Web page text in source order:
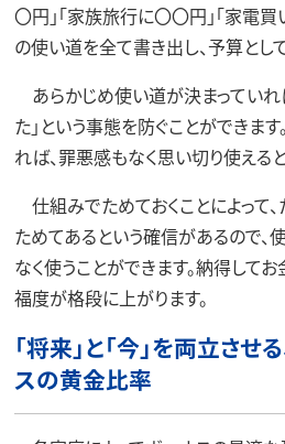
〇円」「家族旅行に〇〇円」「家電
の使い道を全て書き出し、予算とし
あらかじめ使い道が決まっていれ
た」という事態を防ぐことができま
れば、罪悪感もなく思い切り使える
仕組みでためておくことによって
ためてあるという確信があるので、
なく使うことができます。納得して
福度が格段に上がります。
「将来」と「今」を両立さ
スの黄金比率